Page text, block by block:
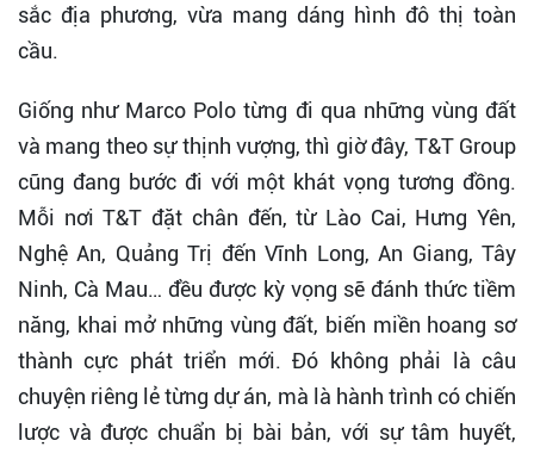
sắc địa phương, vừa mang dáng hình đô thị toàn
cầu.
Giống như Marco Polo từng đi qua những vùng đất
và mang theo sự thịnh vượng, thì giờ đây, T&T Group
cũng đang bước đi với một khát vọng tương đồng.
Mỗi nơi T&T đặt chân đến, từ Lào Cai, Hưng Yên,
Nghệ An, Quảng Trị đến Vĩnh Long, An Giang, Tây
Ninh, Cà Mau… đều được kỳ vọng sẽ đánh thức tiềm
năng, khai mở những vùng đất, biến miền hoang sơ
thành cực phát triển mới. Đó không phải là câu
chuyện riêng lẻ từng dự án, mà là hành trình có chiến
lược và được chuẩn bị bài bản, với sự tâm huyết,